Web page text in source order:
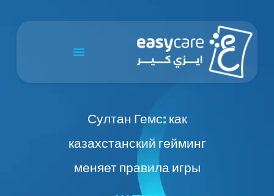
Султан Гемс: как
казахстанский гейминг
меняет правила игры